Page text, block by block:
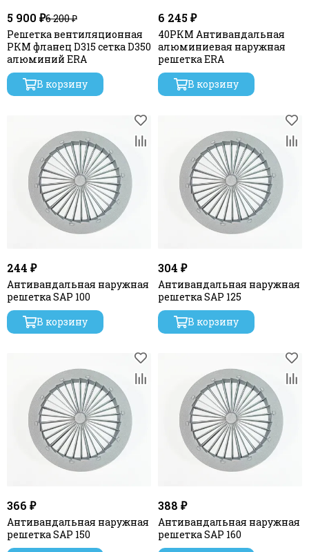
5 900 ₽6 200 ₽
Решетка вентиляционная
РКМ фланец D315 сетка D350
алюминий ERA
В корзину
6 245 ₽
40РКМ Антивандальная
алюминиевая наружная
решетка ERA
В корзину
244 ₽
Антивандальная наружная
решетка SAP 100
В корзину
304 ₽
Антивандальная наружная
решетка SAP 125
В корзину
366 ₽
Антивандальная наружная
решетка SAP 150
388 ₽
Антивандальная наружная
решетка SAP 160